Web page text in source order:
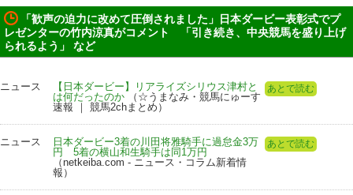
「歓声の迫力に改めて圧倒されました」日本ダービー表彰式でプ
レゼンターの竹内涼真がコメント 「引き続き、中央競馬を盛り上げ
られるよう」 など
ニュース
【日本ダービー】リアライズシリウス津村と
は何だったのか （☆うまなみ・競馬にゅーす
速報 ｜ 競馬2chまとめ）
あとで読む
ニュース
日本ダービー3着の川田将雅騎手に過怠金3万
円 5着の横山和生騎手は同1万円
（netkeiba.com - ニュース・コラム新着情
報）
あとで読む